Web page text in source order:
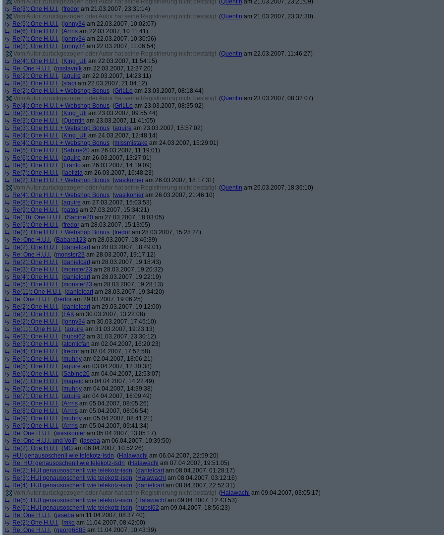
Vom Autor zurückgezogen oder Autor hat seine Registrierung nicht bestätigt (Quentin am 21.03.2007, 23:21:09)
Re(3): One H.U.I. (fredor am 21.03.2007, 23:31:14)
Vom Autor zurückgezogen oder Autor hat seine Registrierung nicht bestätigt (Quentin am 21.03.2007, 23:37:30)
Re(5): One H.U.I. (jonny34 am 22.03.2007, 10:02:07)
Re(6): One H.U.I. (Arrris am 22.03.2007, 10:11:41)
Re(7): One H.U.I. (jonny34 am 22.03.2007, 10:30:56)
Re(8): One H.U.I. (jonny34 am 22.03.2007, 11:06:54)
Vom Autor zurückgezogen oder Autor hat seine Registrierung nicht bestätigt (Quentin am 22.03.2007, 11:46:27)
Re(4): One H.U.I. (King_Uli am 22.03.2007, 11:54:15)
Re: One H.U.I. (nastavnik am 22.03.2007, 12:37:20)
Re(2): One H.U.I. (aguire am 22.03.2007, 14:23:11)
Re(8): One H.U.I. (slapi am 22.03.2007, 21:04:12)
Re(2): One H.U.I. + Webshop Bonus (GriLLe am 23.03.2007, 08:18:44)
Vom Autor zurückgezogen oder Autor hat seine Registrierung nicht bestätigt (Quentin am 23.03.2007, 08:32:07)
Re(4): One H.U.I. + Webshop Bonus (GriLLe am 23.03.2007, 08:35:02)
Re(2): One H.U.I. (King_Uli am 23.03.2007, 09:55:44)
Re(3): One H.U.I. (Quentin am 23.03.2007, 11:41:05)
Re(3): One H.U.I. + Webshop Bonus (aguire am 23.03.2007, 15:57:02)
Re(4): One H.U.I. (King_Uli am 24.03.2007, 12:48:14)
Re(4): One H.U.I. + Webshop Bonus (missmistake am 24.03.2007, 15:29:01)
Re(5): One H.U.I. (Sabine20 am 26.03.2007, 11:19:01)
Re(6): One H.U.I. (aguire am 26.03.2007, 13:27:01)
Re(6): One H.U.I. (Franto am 26.03.2007, 14:19:09)
Re(7): One H.U.I. ( laetizia am 26.03.2007, 16:48:23)
Re(2): One H.U.I. + Webshop Bonus (wasikonier am 26.03.2007, 18:17:31)
Vom Autor zurückgezogen oder Autor hat seine Registrierung nicht bestätigt (Quentin am 26.03.2007, 18:36:10)
Re(4): One H.U.I. + Webshop Bonus (wasikonier am 26.03.2007, 21:46:10)
Re(8): One H.U.I. (aguire am 27.03.2007, 15:03:53)
Re(9): One H.U.I. (patos am 27.03.2007, 15:34:21)
Re(10): One H.U.I. (Sabine20 am 27.03.2007, 18:03:05)
Re(5): One H.U.I. (fredor am 28.03.2007, 15:13:05)
Re(2): One H.U.I. + Webshop Bonus (fredor am 28.03.2007, 15:28:24)
Re: One H.U.I. (Babara123 am 28.03.2007, 18:46:39)
Re(2): One H.U.I. (danielcart am 28.03.2007, 18:49:01)
Re: One H.U.I. (monster23 am 28.03.2007, 19:17:12)
Re(2): One H.U.I. (danielcart am 28.03.2007, 19:18:43)
Re(3): One H.U.I. (monster23 am 28.03.2007, 19:20:32)
Re(4): One H.U.I. (danielcart am 28.03.2007, 19:22:19)
Re(5): One H.U.I. (monster23 am 28.03.2007, 19:28:13)
Re(11): One H.U.I. (danielcart am 28.03.2007, 19:34:20)
Re: One H.U.I. (fredor am 29.03.2007, 19:06:25)
Re(2): One H.U.I. (danielcart am 29.03.2007, 19:12:00)
Re(2): One H.U.I. (FAK am 30.03.2007, 13:22:08)
Re(2): One H.U.I. (jonny34 am 30.03.2007, 17:45:10)
Re(11): One H.U.I. (aguire am 31.03.2007, 19:23:13)
Re(3): One H.U.I. (hubsi62 am 31.03.2007, 23:30:12)
Re(3): One H.U.I. (atomicfan am 02.04.2007, 16:20:23)
Re(4): One H.U.I. (fredor am 02.04.2007, 17:52:58)
Re(5): One H.U.I. (muhrly am 02.04.2007, 18:06:21)
Re(5): One H.U.I. (aguire am 03.04.2007, 12:30:38)
Re(6): One H.U.I. (Sabine20 am 04.04.2007, 12:53:07)
Re(7): One H.U.I. (mapeic am 04.04.2007, 14:22:49)
Re(7): One H.U.I. (muhrly am 04.04.2007, 14:39:38)
Re(7): One H.U.I. (aguire am 04.04.2007, 16:09:49)
Re(8): One H.U.I. (Arrris am 05.04.2007, 08:05:26)
Re(8): One H.U.I. (Arrris am 05.04.2007, 08:06:54)
Re(9): One H.U.I. (muhrly am 05.04.2007, 08:41:21)
Re(9): One H.U.I. (Arrris am 05.04.2007, 09:41:34)
Re: One H.U.I. (wasikonier am 05.04.2007, 13:05:17)
Re: One H.U.I. und VoIP (jaseba am 06.04.2007, 10:39:50)
Re(2): One H.U.I. (MG am 06.04.2007, 10:52:26)
HUI genausoschenll wie telekotz-isdn (Halawachl am 06.04.2007, 22:59:20)
Re: HUI genausoschenll wie telekotz-isdn (Halawachl am 07.04.2007, 19:51:05)
Re(2): HUI genausoschenll wie telekotz-isdn (danielcart am 08.04.2007, 01:28:17)
Re(3): HUI genausoschenll wie telekotz-isdn (Halawachl am 08.04.2007, 03:12:16)
Re(4): HUI genausoschenll wie telekotz-isdn (danielcart am 08.04.2007, 22:52:31)
Vom Autor zurückgezogen oder Autor hat seine Registrierung nicht bestätigt (Halawachl am 09.04.2007, 03:05:17)
Re(5): HUI genausoschenll wie telekotz-isdn (Halawachl am 09.04.2007, 12:43:53)
Re(6): HUI genausoschenll wie telekotz-isdn (hubsi62 am 09.04.2007, 18:56:23)
Re: One H.U.I. (jaseba am 11.04.2007, 08:37:40)
Re(2): One H.U.I. (mko am 11.04.2007, 08:42:00)
Re: One H.U.I. (georg6685 am 11.04.2007, 10:43:39)